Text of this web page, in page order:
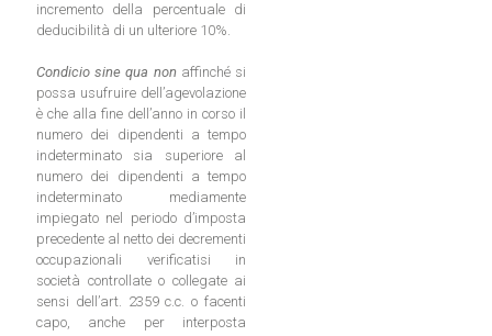
incremento della percentuale di
deducibilità di un ulteriore 10%.
Condicio sine qua nonaffinché si
possa usufruire dell’agevolazione
è che alla fine dell’anno in corso il
numero dei dipendenti a tempo
indeterminato sia superiore al
numero dei dipendenti a tempo
indeterminato mediamente
impiegato nel periodo d’imposta
precedente al netto dei decrementi
occupazionali verificatisi in
società controllate o collegate ai
sensi dell’art. 2359 c.c. o facenti
capo, anche per interposta